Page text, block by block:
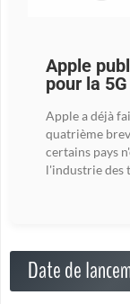
Apple
pour la 5G
Apple a déjà
quatrième
certains pays
l'industrie des
Date de